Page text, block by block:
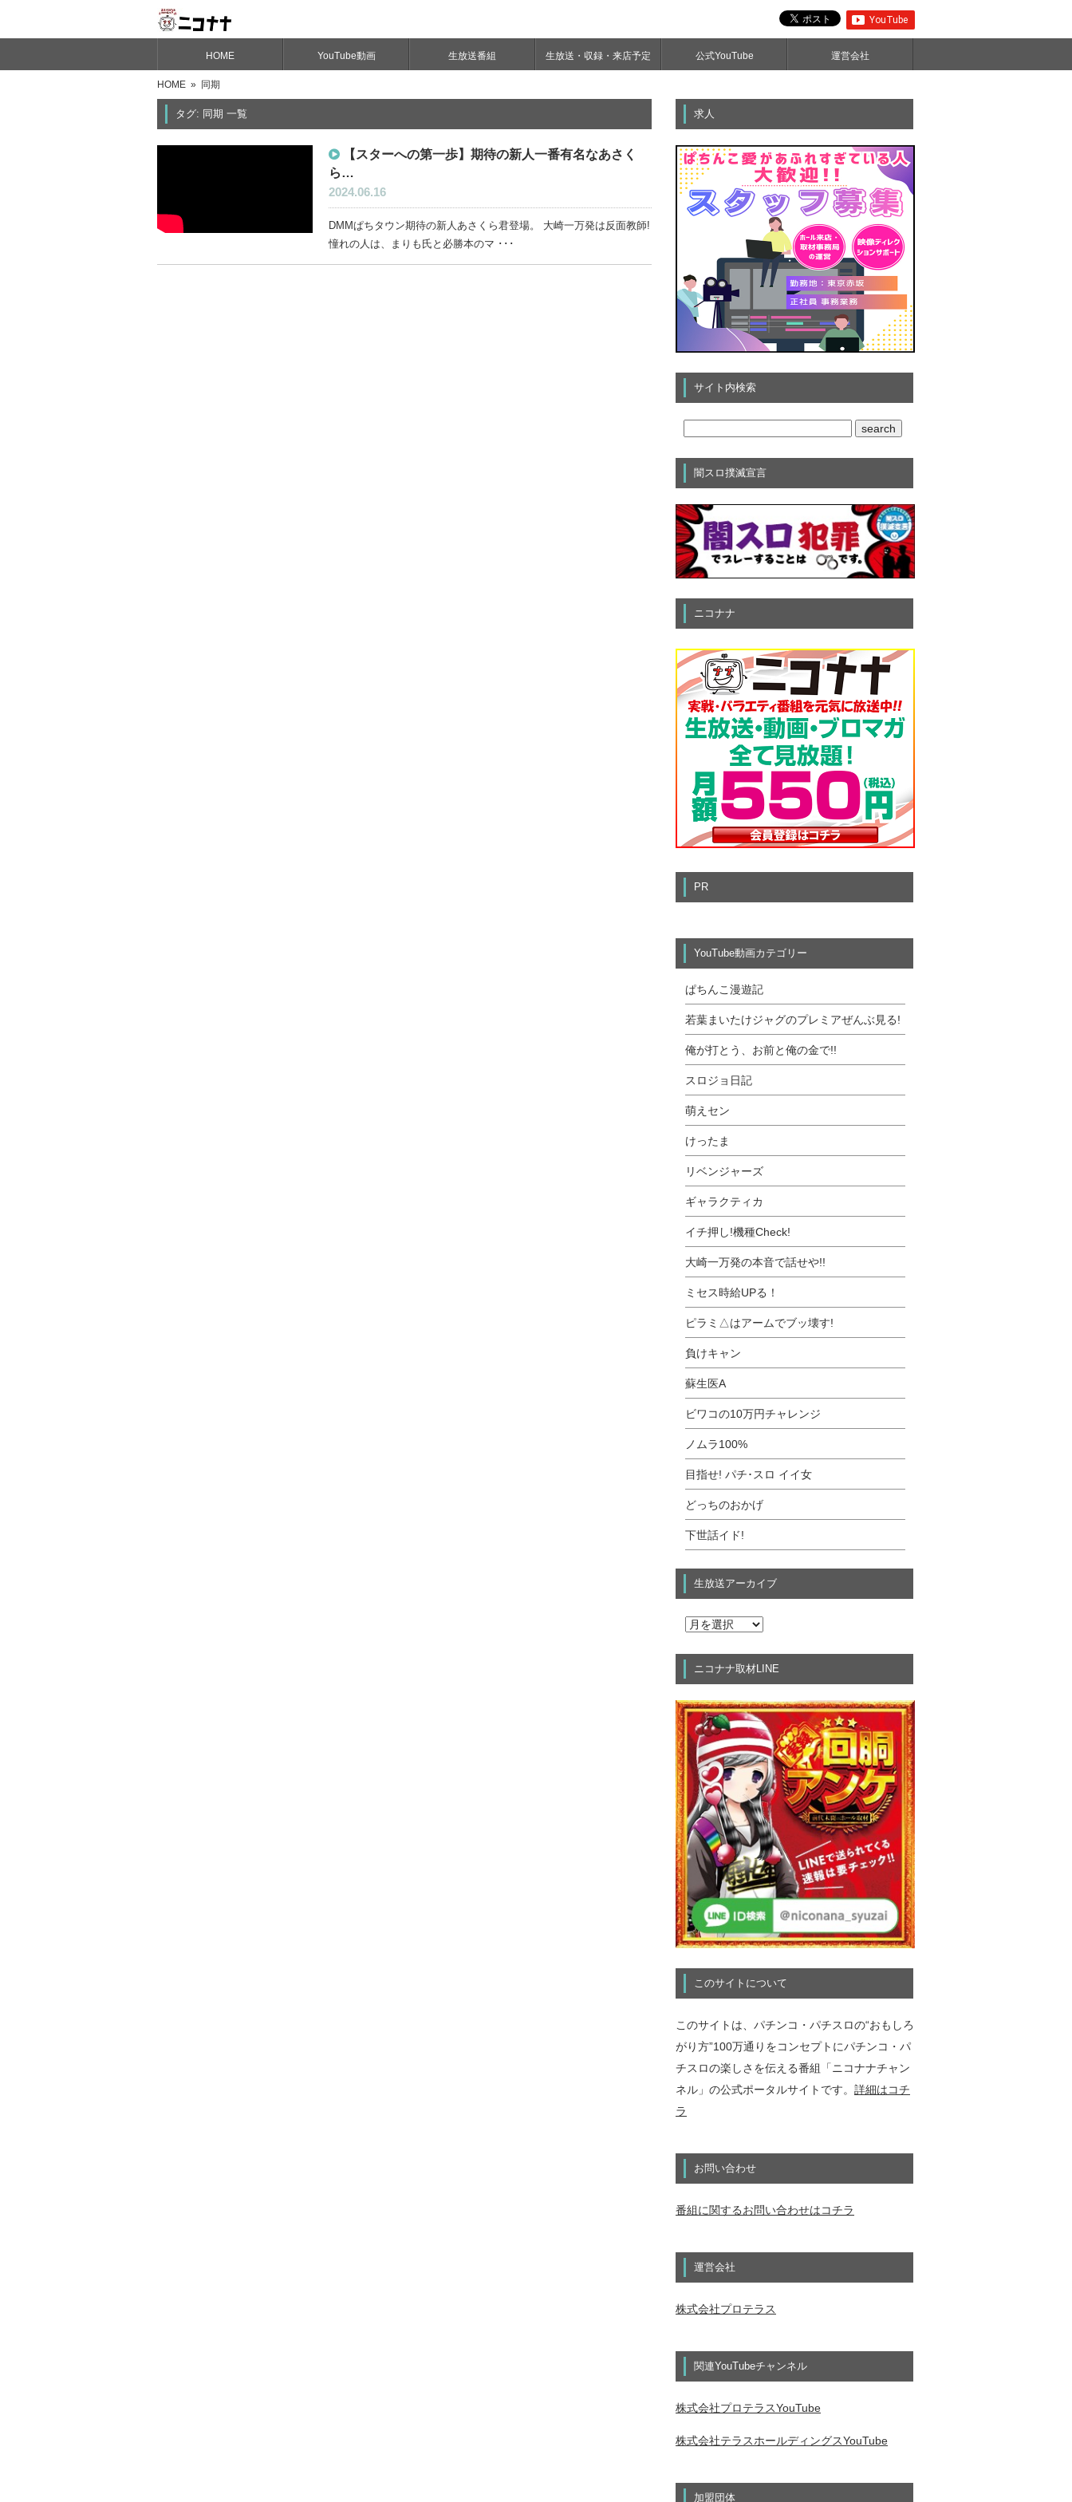
HOME YouTube動画 生放送番組 生放送・収録・来店予定 公式YouTube 運営会社
HOME » 同期
タグ: 同期 一覧
【スターへの第一歩】期待の新人一番有名なあさく
ら…
2024.06.16
DMMぱちタウン期待の新人あさくら君登場。 大崎一万発は反面教師!
憧れの人は、まりも氏と必勝本のマ ･･･
求人
サイト内検索
闇スロ撲滅宣言
ニコナナ
PR
YouTube動画カテゴリー
ぱちんこ漫遊記
若葉まいたけジャグのプレミアぜんぶ見る!
俺が打とう、お前と俺の金で!!
スロジョ日記
萌えセン
けったま
リベンジャーズ
ギャラクティカ
イチ押し!機種Check!
大崎一万発の本音で話せや!!
ミセス時給UPる！
ピラミ△はアームでブッ壊す!
負けキャン
蘇生医A
ビワコの10万円チャレンジ
ノムラ100%
目指せ! パチ･スロ イイ女
どっちのおかげ
下世話イド!
生放送アーカイブ
ニコナナ取材LINE
このサイトについて
このサイトは、パチンコ・パチスロの“おもしろ
がり方”100万通りをコンセプトにパチンコ・パ
チスロの楽しさを伝える番組「ニコナナチャン
ネル」の公式ポータルサイトです。 詳細はコチ
ラ
お問い合わせ
番組に関するお問い合わせはコチラ
運営会社
株式会社プロテラス
関連YouTubeチャンネル
株式会社プロテラスYouTube
株式会社テラスホールディングスYouTube
加盟団体